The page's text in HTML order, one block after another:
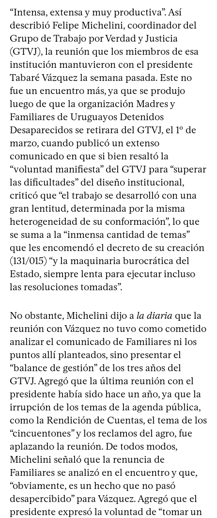
“Intensa, extensa y muy productiva”. Así
describió Felipe Michelini, coordinador del
Grupo de Trabajo por Verdad y Justicia
(GTVJ), la reunión que los miembros de esa
institución mantuvieron con el presidente
Tabaré Vázquez la semana pasada. Este no
fue un encuentro más, ya que se produjo
luego de que la organización Madres y
Familiares de Uruguayos Detenidos
Desaparecidos se retirara del GTVJ, el 1º de
marzo, cuando publicó un extenso
comunicado en que si bien resaltó la
“voluntad manifiesta” del GTVJ para “superar
las dificultades” del diseño institucional,
criticó que “el trabajo se desarrolló con una
gran lentitud, determinada por la misma
heterogeneidad de su conformación”, lo que
se suma a la “inmensa cantidad de temas”
que les encomendó el decreto de su creación
(131/015) “y la maquinaria burocrática del
Estado, siempre lenta para ejecutar incluso
las resoluciones tomadas”.
No obstante, Michelini dijo a la diaria que la
reunión con Vázquez no tuvo como cometido
analizar el comunicado de Familiares ni los
puntos allí planteados, sino presentar el
“balance de gestión” de los tres años del
GTVJ. Agregó que la última reunión con el
presidente había sido hace un año, ya que la
irrupción de los temas de la agenda pública,
como la Rendición de Cuentas, el tema de los
“cincuentones” y los reclamos del agro, fue
aplazando la reunión. De todos modos,
Michelini señaló que la renuncia de
Familiares se analizó en el encuentro y que,
“obviamente, es un hecho que no pasó
desapercibido” para Vázquez. Agregó que el
presidente expresó la voluntad de “tomar un